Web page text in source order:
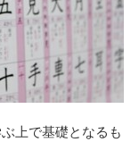
上で基礎となるも